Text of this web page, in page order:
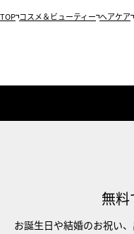
TOP コスメ＆ビューティー ヘアケア
無
お誕生日や結婚のお祝い